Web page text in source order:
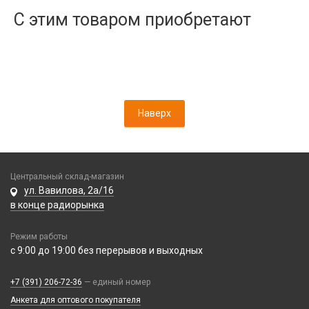
С этим товаром приобретают
Камеры
Проклейки
Шлейфы
АЗУ
АЗУ + FM-модулятор
АЗУ + кабель
Кабели
3 в 1
4 в 1
Компьютерная периферия
Аксессуары для ПК
Наверх
Центральный склад-магазин
ул. Вавилова, 2а/16
в конце радиорынка
Режим работы
с 9:00 до 19:00 без перерывов и выходных
+7 (391) 206-72-36 — единый номер
Анкета для оптового покупателя